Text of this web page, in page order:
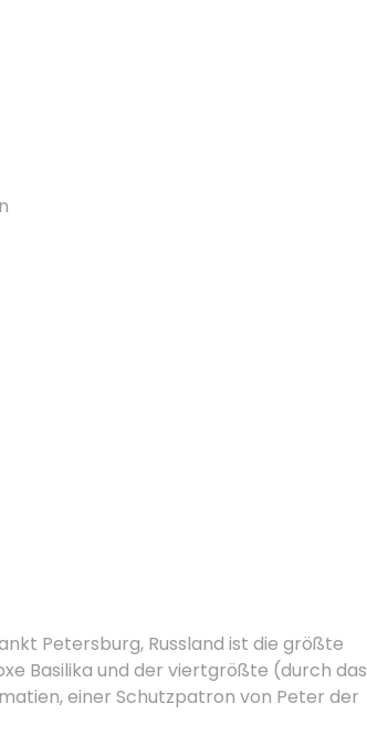
Petersburg, Russland ist die größte
Basilika und der viertgrößte (durch das
einer Schutzpatron von Peter der